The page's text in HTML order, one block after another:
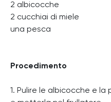
2 albicocche
2 cucchiai di miele
una pesca
Procedimento
1. Pulire le albicocche e